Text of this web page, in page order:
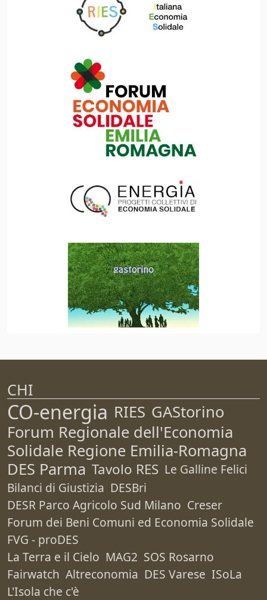
CHI
CO-energia RIES GAStorino
Forum Regionale dell'Economia
Solidale Regione Emilia-Romagna
DES Parma Tavolo RES Le Galline Felici
Bilanci di Giustizia DESBri
DESR Parco Agricolo Sud Milano Creser
Forum dei Beni Comuni ed Economia Solidale
FVG - proDES
La Terra e il Cielo MAG2 SOS Rosarno
Fairwatch Altreconomia DES Varese ISoLa
L'Isola che c'è